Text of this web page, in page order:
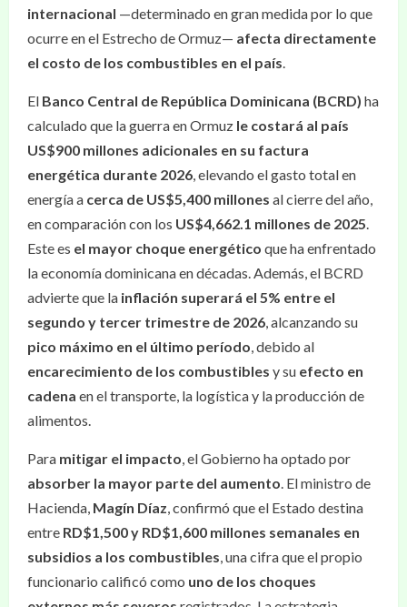
internacional —determinado en gran medida por lo que
ocurre en el Estrecho de Ormuz— afecta directamente
el costo de los combustibles en el país.
El Banco Central de República Dominicana (BCRD) ha
calculado que la guerra en Ormuz le costará al país
US$900 millones adicionales en su factura
energética durante 2026, elevando el gasto total en
energía a cerca de US$5,400 millones al cierre del año,
en comparación con los US$4,662.1 millones de 2025.
Este es el mayor choque energético que ha enfrentado
la economía dominicana en décadas. Además, el BCRD
advierte que la inflación superará el 5% entre el
segundo y tercer trimestre de 2026, alcanzando su
pico máximo en el último período, debido al
encarecimiento de los combustibles y su efecto en
cadena en el transporte, la logística y la producción de
alimentos.
Para mitigar el impacto, el Gobierno ha optado por
absorber la mayor parte del aumento. El ministro de
Hacienda, Magín Díaz, confirmó que el Estado destina
entre RD$1,500 y RD$1,600 millones semanales en
subsidios a los combustibles, una cifra que el propio
funcionario calificó como uno de los choques